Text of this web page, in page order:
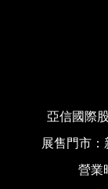
亞信國際
展售門市
營業